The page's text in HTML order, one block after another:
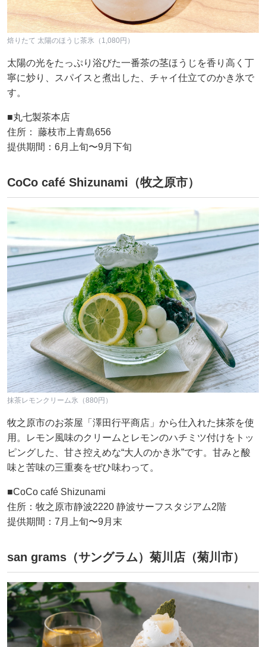
焙りたて 太陽のほうじ茶氷（1,080円）
太陽の光をたっぷり浴びた一番茶の茎ほうじを香り高く丁
寧に炒り、スパイスと煮出した、チャイ仕立てのかき氷で
す。
■丸七製茶本店
住所： 藤枝市上青島656
提供期間：6月上旬〜9月下旬
CoCo café Shizunami（牧之原市）
抹茶レモンクリーム氷（880円）
牧之原市のお茶屋「澤田行平商店」から仕入れた抹茶を使
用。レモン風味のクリームとレモンのハチミツ付けをトッ
ピングした、甘さ控えめな“大人のかき氷”です。甘みと酸
味と苦味の三重奏をぜひ味わって。
■CoCo café Shizunami
住所：牧之原市静波2220 静波サーフスタジアム2階
提供期間：7月上旬〜9月末
san grams（サングラム）菊川店（菊川市）